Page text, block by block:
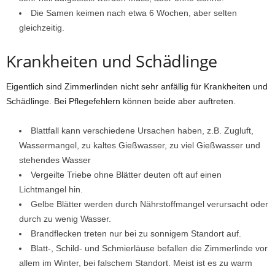
Die Samen keimen nach etwa 6 Wochen, aber selten
gleichzeitig.
Krankheiten und Schädlinge
Eigentlich sind Zimmerlinden nicht sehr anfällig für Krankheiten und
Schädlinge. Bei Pflegefehlern können beide aber auftreten.
Blattfall kann verschiedene Ursachen haben, z.B. Zugluft,
Wassermangel, zu kaltes Gießwasser, zu viel Gießwasser und
stehendes Wasser
Vergeilte Triebe ohne Blätter deuten oft auf einen
Lichtmangel hin.
Gelbe Blätter werden durch Nährstoffmangel verursacht oder
durch zu wenig Wasser.
Brandflecken treten nur bei zu sonnigem Standort auf.
Blatt-, Schild- und Schmierläuse befallen die Zimmerlinde vor
allem im Winter, bei falschem Standort. Meist ist es zu warm